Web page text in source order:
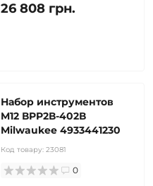
26 808 грн.
Набор инструментов
M12 ВPP2В-402В
Milwaukee 4933441230
Код товару: 23081
0